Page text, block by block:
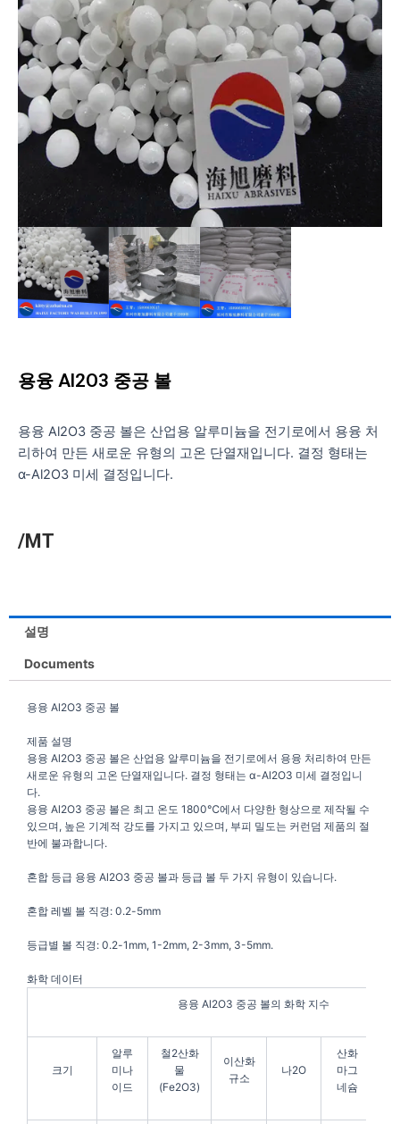
용융 Al2O3 중공 볼
용융 Al2O3 중공 볼은 산업용 알루미늄을 전기로에서 용융 처
리하여 만든 새로운 유형의 고온 단열재입니다. 결정 형태는
α-Al2O3 미세 결정입니다.
/MT
설명
Documents
용융 Al2O3 중공 볼
제품 설명
용융 Al2O3 중공 볼은 산업용 알루미늄을 전기로에서 용융 처리하여 만든
새로운 유형의 고온 단열재입니다. 결정 형태는 α-Al2O3 미세 결정입니
다.
용융 Al2O3 중공 볼은 최고 온도 1800℃에서 다양한 형상으로 제작될 수
있으며, 높은 기계적 강도를 가지고 있으며, 부피 밀도는 커런덤 제품의 절
반에 불과합니다.
혼합 등급 용융 Al2O3 중공 볼과 등급 볼 두 가지 유형이 있습니다.
혼합 레벨 볼 직경: 0.2-5mm
등급별 볼 직경: 0.2-1mm, 1-2mm, 2-3mm, 3-5mm.
화학 데이터
용융 Al2O3 중공 볼의 화학 지수
크기
알루
미나
이드
철2산화
물
(Fe2O3)
이산화
규소
나2O
산화
마그
네슘